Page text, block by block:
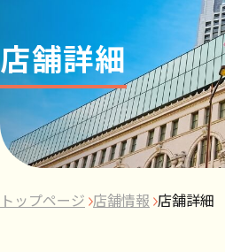
店舗詳細
トップページ 店舗情報 店舗詳細